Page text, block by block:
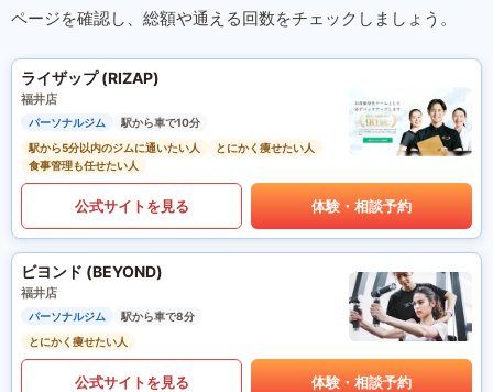
ページを確認し、総額や通える回数をチェックしましょう。
ライザップ (RIZAP)
福井店
パーソナルジム
駅から車で10分
駅から5分以内のジムに通いたい人
とにかく痩せたい人
食事管理も任せたい人
公式サイトを見る 体験・相談予約
ビヨンド (BEYOND)
福井店
パーソナルジム
駅から車で8分
とにかく痩せたい人
公式サイトを見る 体験・相談予約